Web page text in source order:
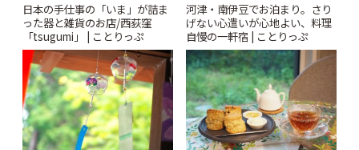
日本の手仕事の「いま」が詰ま
った器と雑貨のお店/西荻窪
「tsugumi」 | ことりっぷ
河津・南伊豆でお泊まり。さり
げない心遣いが心地よい、料理
自慢の一軒宿 | ことりっぷ